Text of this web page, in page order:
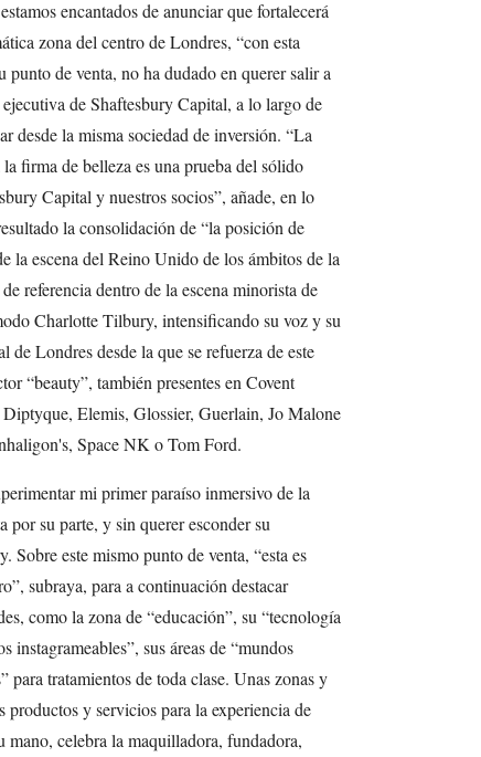
encantados de anunciar que fortalecerá
zona del centro de Londres, “con esta
de venta, no ha dudado en querer salir a
de Shaftesbury Capital, a lo largo de
desde la misma sociedad de inversión. “La
firma de belleza es una prueba del sólido
Capital y nuestros socios”, añade, en lo
la consolidación de “la posición de
la escena del Reino Unido de los ámbitos de la
referencia dentro de la escena minorista de
Charlotte Tilbury, intensificando su voz y su
de Londres desde la que se refuerza de este
“beauty”, también presentes en Covent
Elemis, Glossier, Guerlain, Jo Malone
Space NK o Tom Ford.
mi primer paraíso inmersivo de la
por su parte, y sin querer esconder su
este mismo punto de venta, “esta es
subraya, para a continuación destacar
como la zona de “educación”, su “tecnología
instagrameables”, sus áreas de “mundos
para tratamientos de toda clase. Unas zonas y
productos y servicios para la experiencia de
mano, celebra la maquilladora, fundadora,